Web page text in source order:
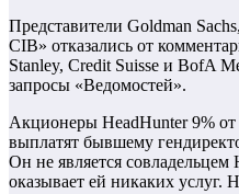
Представители Goldman
CIB» отказались от
Stanley, Credit Suisse и BofA
запросы «Ведомостей».
Акционеры HeadHunter 9%
выплатят бывшему
Он не является
оказывает ей никаких услуг.